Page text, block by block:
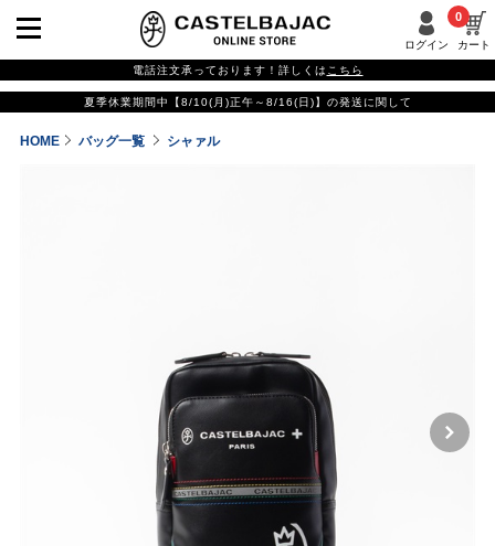
ログイン カート
0
電話注文承っております！詳しくは こちら
夏季休業期間中【8/10(月)正午～8/16(日)】の発送に関して
HOME バッグ一覧 シャァル